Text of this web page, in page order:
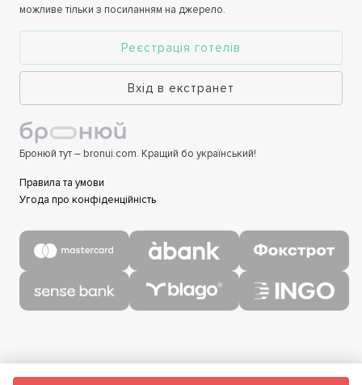
можливе тільки з посиланням на джерело.
Реєстрація готелів
Вхід в екстранет
Бронюй тут – bronui.com. Кращий бо український!
Правила та умови
Угода про конфіденційність